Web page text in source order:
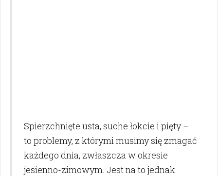
Spierzchnięte usta, suche łokcie i pięty –
to problemy, z którymi musimy się zmagać
każdego dnia, zwłaszcza w okresie
jesienno-zimowym. Jest na to jednak